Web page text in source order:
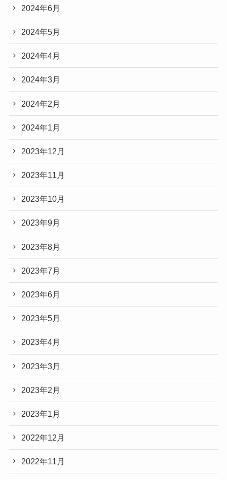
2024年6月
2024年5月
2024年4月
2024年3月
2024年2月
2024年1月
2023年12月
2023年11月
2023年10月
2023年9月
2023年8月
2023年7月
2023年6月
2023年5月
2023年4月
2023年3月
2023年2月
2023年1月
2022年12月
2022年11月